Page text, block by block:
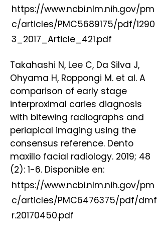
https://www.ncbi.nlm.nih.gov/pm
c/articles/PMC5689175/pdf/1290
3_2017_Article_421.pdf
Takahashi N, Lee C, Da Silva J,
Ohyama H, Roppongi M. et al. A
comparison of early stage
interproximal caries diagnosis
with bitewing radiographs and
periapical imaging using the
consensus reference. Dento
maxillo facial radiology. 2019; 48
(2): 1-6. Disponible en:
https://www.ncbi.nlm.nih.gov/pm
c/articles/PMC6476375/pdf/dmf
r.20170450.pdf